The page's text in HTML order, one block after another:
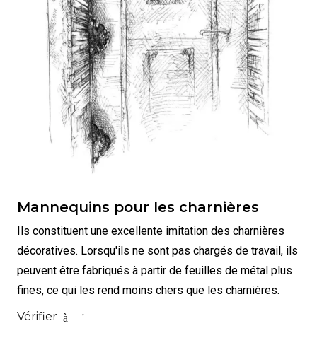
Mannequins pour les charnières
Ils constituent une excellente imitation des charnières
décoratives. Lorsqu'ils ne sont pas chargés de travail, ils
peuvent être fabriqués à partir de feuilles de métal plus
fines, ce qui les rend moins chers que les charnières.
Vérifier à l'est